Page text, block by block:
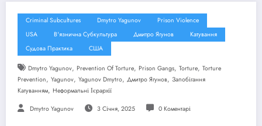
Criminal Subcultures Dmytro Yagunov
Prison Violence
USA
В'язнична Субкультура Дмитро Ягунов
Катування
Судова Практика
США
Dmytro Yagunov, Prevention Of Torture, Prison Gangs, Torture, Torture
Prevention, Yagunov, Yagunov Dmytro, Дмитро Ягунов, Запобігання
Катуванням, Неформальні Ієрархії
Dmytro Yagunov 3 Січня, 2025 0 Коментарі